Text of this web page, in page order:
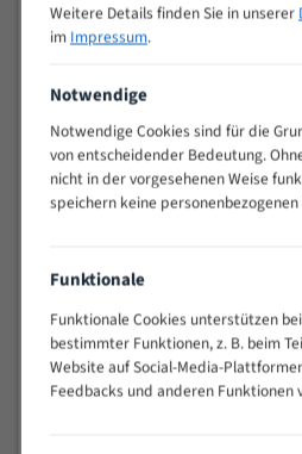
15 - 40
8/12
25 - 50
35 - 70
80 - 180
3/4
130 -
350
2/3
200 -
> 500
0,75/1,25
Vorteile:
Weitere Details finden Sie in unserer
im Impressum.
Notwendige
Notwendige Cookies sind für die
von entscheidender Bedeutung.
nicht in der vorgesehenen Weise
speichern keine personenbezogenen
Funktionale
Funktionale Cookies unterstützen
bestimmter Funktionen, z. B. beim
Website auf Social-Media-
Feedbacks und anderen Funktionen